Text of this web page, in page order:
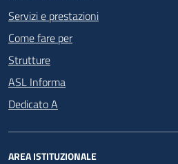
Servizi e prestazioni
Come fare per
Strutture
ASL Informa
Dedicato A
AREA ISTITUZIONALE